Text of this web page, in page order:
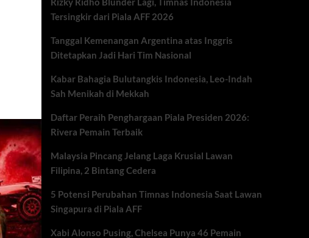
Tersingkir dari Piala AFF 2026
Tanggal Kemenangan Argentina atas Inggris
Ditetapkan Jadi Hari Tim Nasional
Kabar Bahagia Bulutangkis Indonesia, Leo-Indah
Sah Menikah di Mekkah
Daftar Peraih Penghargaan Piala Presiden 2026:
Rivera Pemain Terbaik
Malaysia Pincang Jelang Laga Krusial Lawan
Filipina, 2 Bintang Cedera
5 Potensi Perubahan Timnas Indonesia Saat Lawan
Singapura di Piala AFF
Xabi Alonso Pusing, Chelsea Punya 46 Pemain